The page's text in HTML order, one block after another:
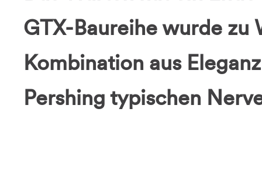
GTX-Baureihe wurde zu
Kombination aus
Pershing typischen